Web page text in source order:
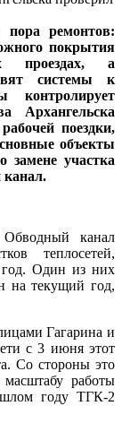
пора ремонтов:
покрытия
проездах, а
системы к
контролирует
Архангельска
поездки,
объекты
замене участка
канал.
канал
теплосетей,
год. Один из них
на текущий год,
Гагарина и
с 3 июня этот
Со стороны это
работы
году ТГК-2